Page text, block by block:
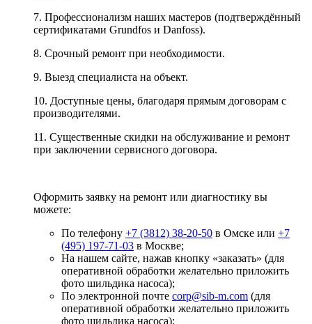
7. Профессионализм наших мастеров (подтверждённый
сертификатами Grundfos и Danfoss).
8. Срочный ремонт при необходимости.
9. Выезд специалиста на объект.
10. Доступные цены, благодаря прямым договорам с
производителями.
11. Существенные скидки на обслуживание и ремонт
при заключении сервисного договора.
Оформить заявку на ремонт или диагностику вы
можете:
По телефону +7 (3812) 38-20-50 в Омске или +7
(495) 197-71-03 в Москве;
На нашем сайте, нажав кнопку «заказать» (для
оперативной обработки желательно приложить
фото шильдика насоса);
По электронной почте corp@sib-m.com (для
оперативной обработки желательно приложить
фото шильдика насоса);